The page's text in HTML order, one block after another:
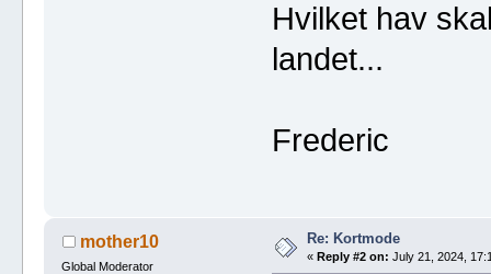
Hvilket hav
landet...
Frederic
mother10
Global Moderator
Re: Kortmode
«Reply #2 on: July 21, 2024,